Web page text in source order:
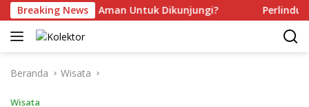
Langsung
ke
konten
Breaking News
Sudah Aman Untuk Dikunjungi? Perlindungan
Beranda Wisata
Wisata